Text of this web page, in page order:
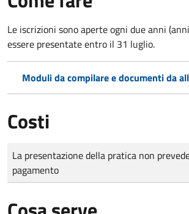
Le iscrizioni sono aperte ogni due anni
essere presentate entro il 31 luglio.
Moduli da compilare e documenti da
Costi
Tipo di pagamento
Importo
La presentazione della pratica non
pagamento